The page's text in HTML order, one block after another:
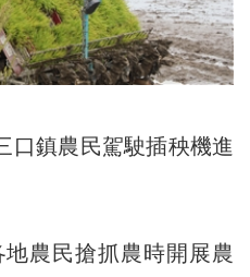
鎮農民駕駛插秧機進
農民搶抓農時開展農